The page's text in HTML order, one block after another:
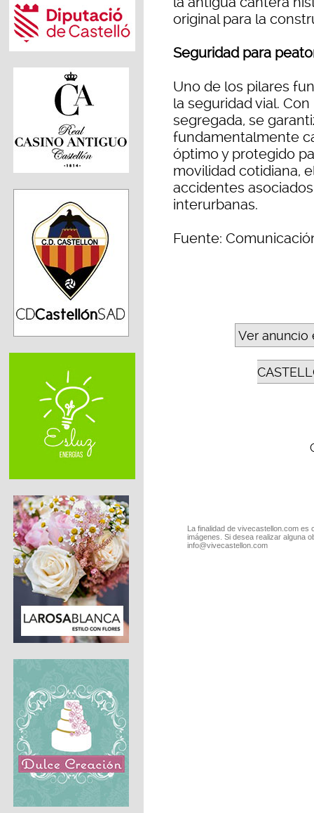
original para la
Seguridad para
Uno de los pilares
la seguridad vial.
segregada, se
fundamentalmente
óptimo y protegido
movilidad cotidiana,
accidentes
interurbanas.
Fuente:
Ver anuncio
La finalidad de vivecastellon.com
imágenes. Si desea realizar alguna
info@vivecastellon.com